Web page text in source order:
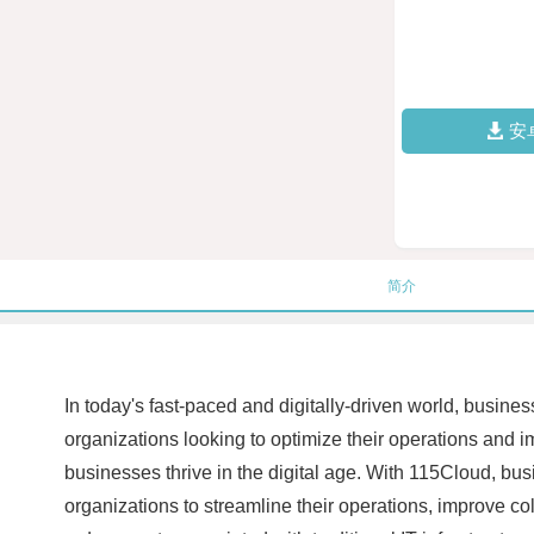
安
简介
In today's fast-paced and digitally-driven world,
organizations looking to optimize their operations and
businesses thrive in the digital age. With 115Cloud,
organizations to streamline their operations, improve